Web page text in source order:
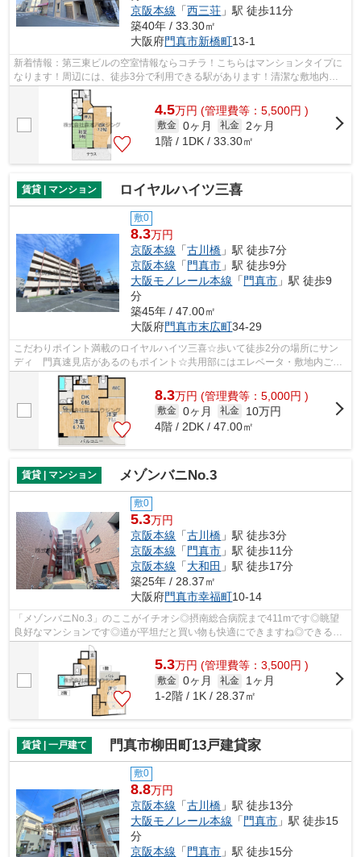
京阪本線 「西三荘 」駅 徒歩11分
築40年 / 33.30㎡
大阪府門真市新橋町13-1
新着情報：第三東ビルの空室情報ならコチラ！こちらはマンションタイプに
なります！周辺には、徒歩3分で利用できる駅があります！清潔な敷地内ご
み置き場も用意されております！門真市...
4.5万円 (管理費等：5,500円 )
敷金 0ヶ月 礼金
2ヶ月
1階 / 1DK / 33.30㎡
賃貸 | マンション ロイヤルハイツ三喜
敷0
8.3万円
京阪本線 「古川橋 」駅 徒歩7分
京阪本線 「 門真市 」駅 徒歩9分
大阪モノレール本線 「 門真市 」駅 徒歩9
分
築45年 / 47.00㎡
大阪府門真市末広町34-29
こだわりポイント満載のロイヤルハイツ三喜☆歩いて徒歩2分の場所にサン
ディ 門真速見店があるのもポイント☆共用部にはエレベータ・敷地内ごみ
置き場など様々な設備やサービスが揃って...
8.3万円 (管理費等：5,000円 )
敷金 0ヶ月 礼金
10万円
4階 / 2DK / 47.00㎡
賃貸 | マンション メゾンバニNo.3
敷0
5.3万円
京阪本線 「古川橋 」駅 徒歩3分
京阪本線 「 門真市 」駅 徒歩11分
京阪本線 「大和田 」駅 徒歩17分
築25年 / 28.37㎡
大阪府門真市幸福町10-14
「メゾンバニNo.3」のここがイチオシ◎摂南総合病院まで411mです◎眺望
良好なマンションです◎道が平坦だと買い物も快適にできますね◎できるだ
け早めに不動産情報を集めたい方は当社スタ...
5.3万円 (管理費等：3,500円 )
敷金 0ヶ月 礼金
1ヶ月
1-2階 / 1K / 28.37㎡
賃貸 | 一戸建て 門真市柳田町13戸建貸家
敷0
8.8万円
京阪本線 「古川橋 」駅 徒歩13分
大阪モノレール本線 「 門真市 」駅 徒歩15
分
京阪本線 「 門真市 」駅 徒歩15分